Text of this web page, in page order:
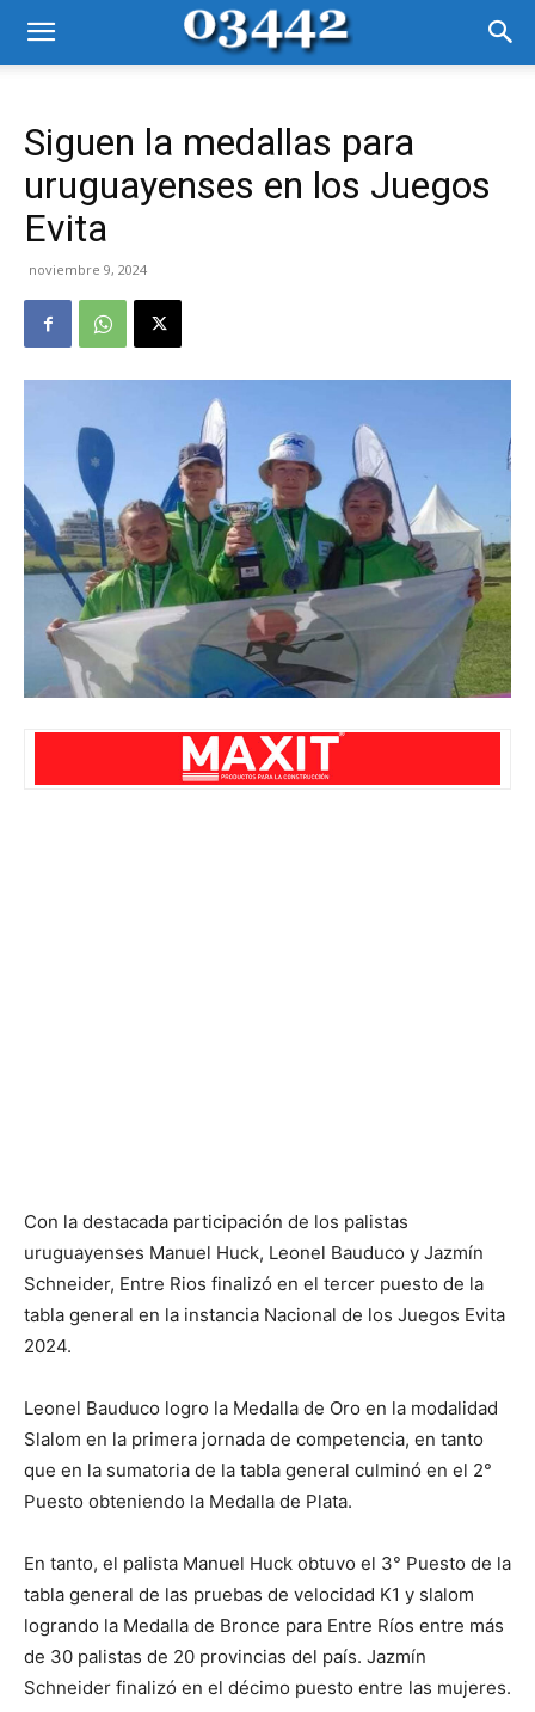
Siguen la medallas para
uruguayenses en los Juegos
Evita
noviembre 9, 2024
Con la destacada participación de los palistas
uruguayenses Manuel Huck, Leonel Bauduco y Jazmín
Schneider, Entre Rios finalizó en el tercer puesto de la
tabla general en la instancia Nacional de los Juegos Evita
2024.
Leonel Bauduco logro la Medalla de Oro en la modalidad
Slalom en la primera jornada de competencia, en tanto
que en la sumatoria de la tabla general culminó en el 2°
Puesto obteniendo la Medalla de Plata.
En tanto, el palista Manuel Huck obtuvo el 3° Puesto de la
tabla general de las pruebas de velocidad K1 y slalom
logrando la Medalla de Bronce para Entre Ríos entre más
de 30 palistas de 20 provincias del país. Jazmín
Schneider finalizó en el décimo puesto entre las mujeres.